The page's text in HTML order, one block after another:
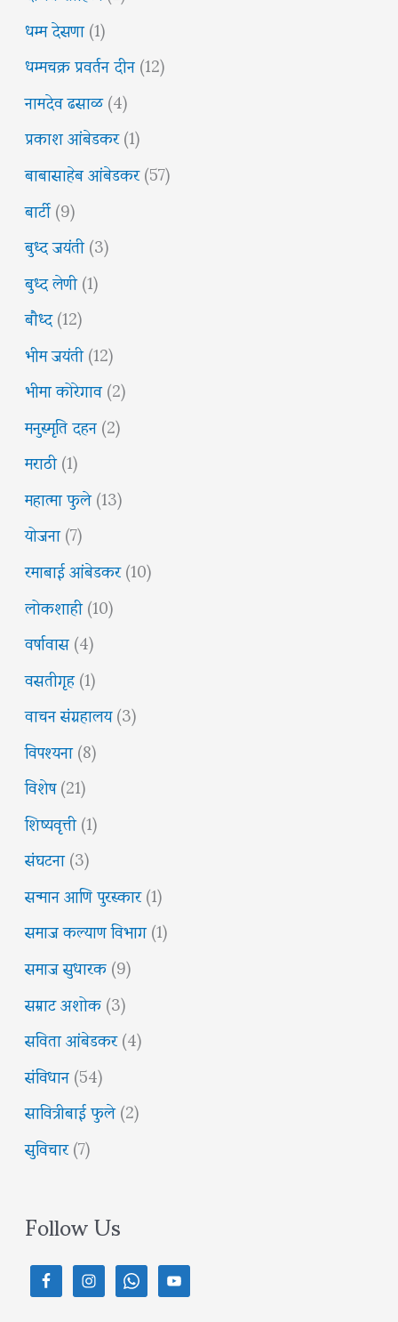
धम्म देसणा(1)
धम्मचक्र प्रवर्तन दीन(12)
नामदेव ढसाळ(4)
प्रकाश आंबेडकर(1)
बाबासाहेब आंबेडकर(57)
बार्टी(9)
बुध्द जयंती(3)
बुध्द लेणी(1)
बौध्द(12)
भीम जयंती(12)
भीमा कोरेगाव(2)
मनुस्मृति दहन(2)
मराठी(1)
महात्मा फुले(13)
योजना(7)
रमाबाई आंबेडकर(10)
लोकशाही(10)
वर्षावास(4)
वसतीगृह(1)
वाचन संग्रहालय(3)
विपश्यना(8)
विशेष(21)
शिष्यवृत्ती(1)
संघटना(3)
सन्मान आणि पुरस्कार(1)
समाज कल्याण विभाग(1)
समाज सुधारक(9)
सम्राट अशोक(3)
सविता आंबेडकर(4)
संविधान(54)
सावित्रीबाई फुले(2)
सुविचार(7)
Follow Us